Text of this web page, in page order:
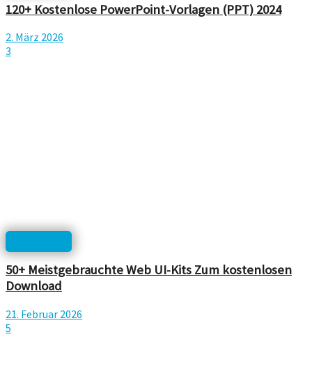
120+ Kostenlose PowerPoint-Vorlagen (PPT) 2024
2. März 2026
3
50+ Meistgebrauchte Web UI-Kits Zum kostenlosen
Download
21. Februar 2026
5